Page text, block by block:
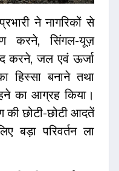
ने नागरिकों से
करने, सिंगल-यूज़
करने, जल एवं ऊर्जा
हिस्सा बनाने तथा
का आग्रह किया।
की छोटी-छोटी आदतें
बड़ा परिवर्तन ला